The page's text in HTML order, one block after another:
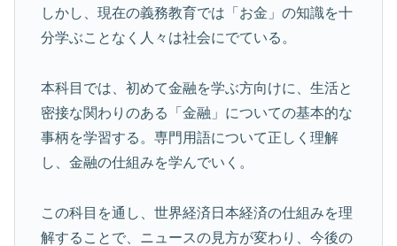
しかし、現在の義務教育では「お金」の知識を十
分学ぶことなく人々は社会にでている。
本科目では、初めて金融を学ぶ方向けに、生活と
密接な関わりのある「金融」についての基本的な
事柄を学習する。専門用語について正しく理解
し、金融の仕組みを学んでいく。
この科目を通し、世界経済日本経済の仕組みを理
解することで、ニュースの見方が変わり、今後の